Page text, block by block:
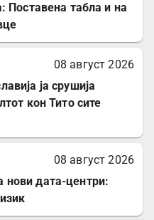
Поставена табла и на
08 август 2026
ја срушија
кон Тито сите
08 август 2026
дата-центри: